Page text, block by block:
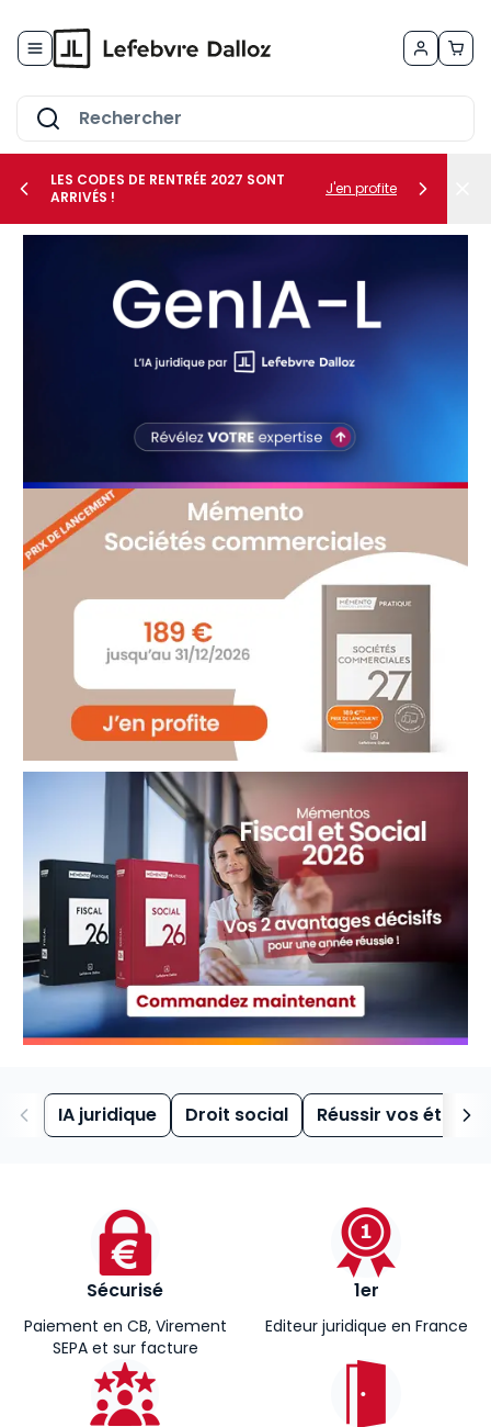
le sous-menu Vos besoins
LES CODES DE RENTRÉE 2027 SONT
ARRIVÉS !
J'en profite
IA juridique Droit social Réussir vos études
Sécurisé
Paiement en CB, Virement
SEPA et sur facture
1er
Editeur juridique en France